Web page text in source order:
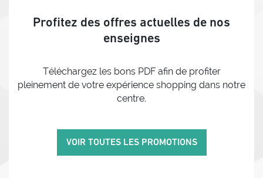
Profitez des offres actuelles de nos
enseignes
Téléchargez les bons PDF afin de profiter
pleinement de votre expérience shopping dans notre
centre.
VOIR TOUTES LES PROMOTIONS